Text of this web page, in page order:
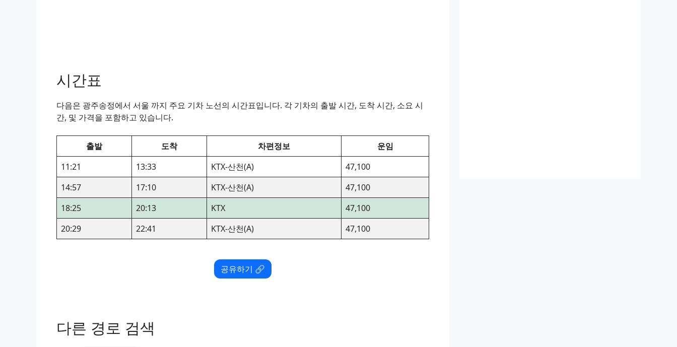
시간표
다음은 광주송정에서 서울 까지 주요 기차 노선의 시간표입니다. 각 기차의 출발 시간, 도착 시간, 소요 시
간, 및 가격을 포함하고 있습니다.
출발 도착 차편정보
운임
11:21
13:33 KTX-산천(A)
47,100
14:57
17:10 KTX-산천(A)
47,100
18:25
20:13 KTX
47,100
20:29
22:41 KTX-산천(A) 47,100
공유하기 🔗
다른 경로 검색